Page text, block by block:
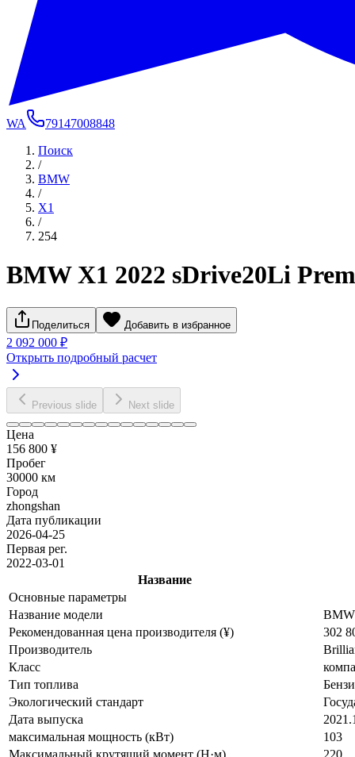
WA
79147008848
Поиск
/
BMW
/
X1
/
254
BMW X1 2022 sDrive20Li
Поделиться Добавить в избранное
2 092 000 ₽
Открыть подробный расчет
Previous slide Next slide
Цена
156 800 ¥
Пробег
30000 км
Город
zhongshan
Дата публикации
2026-04-25
Первая рег.
2022-03-01
Название
Основные параметры
Название модели
Рекомендованная цена производителя (¥)
302
Производитель
Класс
Тип топлива
Экологический стандарт
Дата выпуска
максимальная мощность (кВт)
103
Максимальный крутящий момент (Н·м)
220